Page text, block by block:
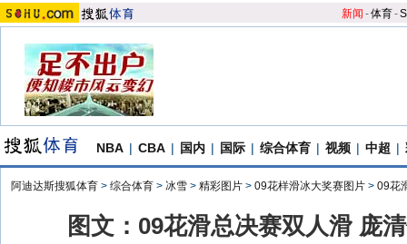
新闻 -体育-S
NBA | CBA | 国内 | 国际 | 综合体育 | 视频 | 中超 |
阿迪达斯搜狐体育 > 综合体育 > 冰雪 > 精彩图片 > 09花样滑冰大奖赛图片 > 09花
图文：09花滑总决赛双人滑 庞